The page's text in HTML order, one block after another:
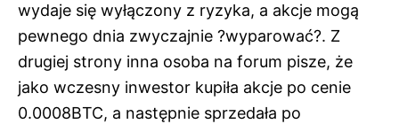
wydaje się wyłączony z ryzyka, a akcje mogą
pewnego dnia zwyczajnie ?wyparować?. Z
drugiej strony inna osoba na forum pisze, że
jako wczesny inwestor kupiła akcje po cenie
0.0008BTC, a następnie sprzedała po